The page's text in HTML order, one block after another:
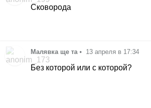
Сковорода
Малявка ще та • 13 апреля в 17:34
Без которой или с которой?